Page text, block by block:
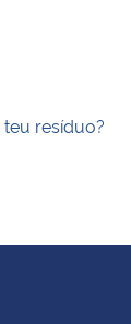
resíduo?